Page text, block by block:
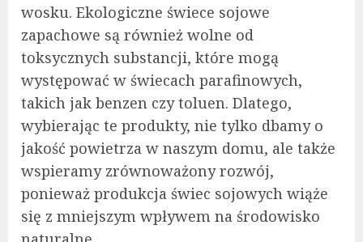
wosku. Ekologiczne świece sojowe
zapachowe są również wolne od
toksycznych substancji, które mogą
występować w świecach parafinowych,
takich jak benzen czy toluen. Dlatego,
wybierając te produkty, nie tylko dbamy o
jakość powietrza w naszym domu, ale także
wspieramy zrównoważony rozwój,
ponieważ produkcja świec sojowych wiąże
się z mniejszym wpływem na środowisko